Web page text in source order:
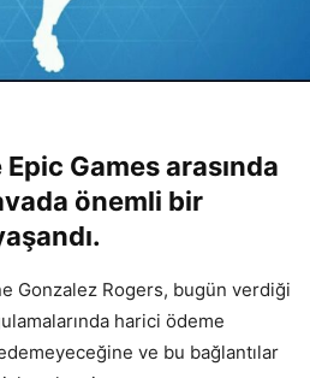
Epic Games arasında
önemli bir
Gonzalez Rogers, bugün verdiği
harici ödeme
ve bu bağlantılar